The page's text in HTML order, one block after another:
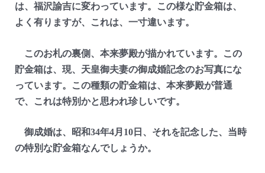
は、福沢諭吉に変わっています。この様な貯金箱は、
よく有りますが、これは、一寸違います。
このお札の裏側、本来夢殿が描かれています。この
貯金箱は、現、天皇御夫妻の御成婚記念のお写真にな
っています。この種類の貯金箱は、本来夢殿が普通
で、これは特別かと思われ珍しいです。
御成婚は、昭和34年4月10日、それを記念した、当時
の特別な貯金箱なんでしょうか。